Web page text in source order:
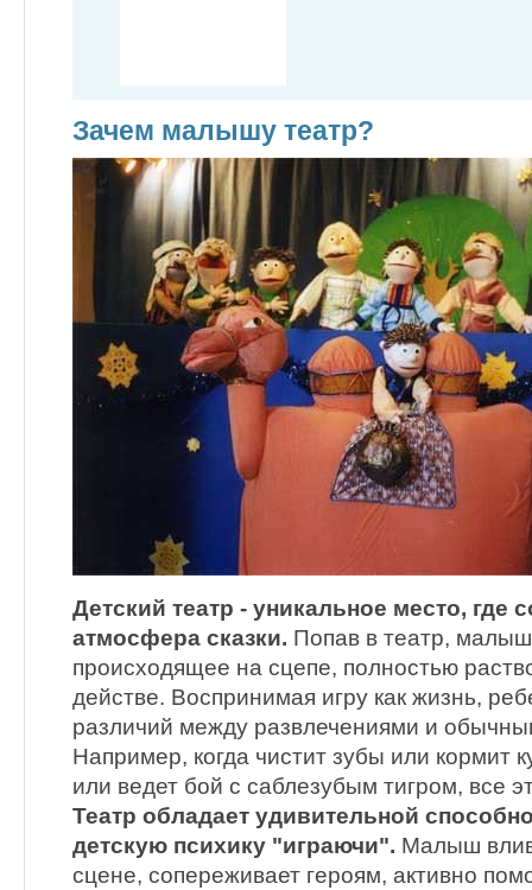
Зачем малышу театр?
Детский театр - уникальное место, где
атмосфера сказки. Попав в театр,
происходящее на сцепе, полностью
действе. Воспринимая игру как жизнь,
различий между развлечениями и
Например, когда чистит зубы или кормит
или ведет бой с саблезубым тигром, все
Театр обладает удивительной
детскую психику "играючи". Малыш
сцене, сопереживает героям, активно